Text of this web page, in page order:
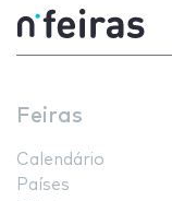
Feiras
Calendário
Países